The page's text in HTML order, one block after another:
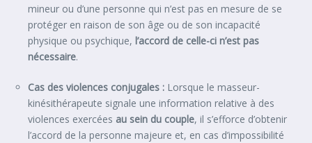
mineur ou d’une personne qui n’est pas en mesure de se
protéger en raison de son âge ou de son incapacité
physique ou psychique, l’accord de celle-ci n’est pas
nécessaire.
Cas des violences conjugales : Lorsque le masseur-
kinésithérapeute signale une information relative à des
violences exercées au sein du couple, il s’efforce d’obtenir
l’accord de la personne majeure et, en cas d’impossibilité